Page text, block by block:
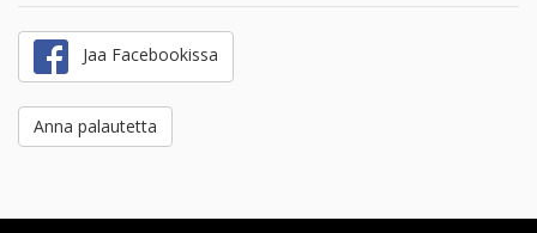
Jaa Facebookissa
Anna palautetta